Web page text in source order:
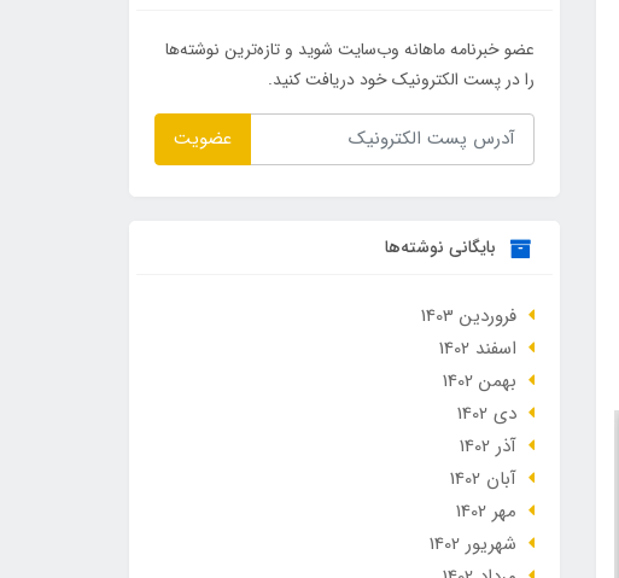
عضو خبرنامه ماهانه وب‌سایت شوید و تازه‌ترین نوشته‌ها
را در پست الکترونیک خود دریافت کنید.
عضویت
بایگانی نوشته‌ها
فروردین 1403
اسفند 1402
بهمن 1402
دی 1402
آذر 1402
آبان 1402
مهر 1402
شهریور 1402